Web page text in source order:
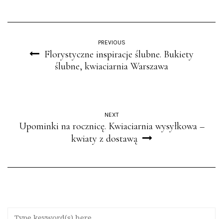
PREVIOUS
Florystyczne inspiracje ślubne. Bukiety
ślubne, kwiaciarnia Warszawa
NEXT
Upominki na rocznicę. Kwiaciarnia wysyłkowa –
kwiaty z dostawą